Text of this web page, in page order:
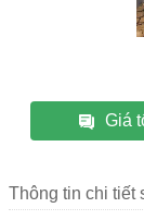
Giá
Thông tin chi tiết